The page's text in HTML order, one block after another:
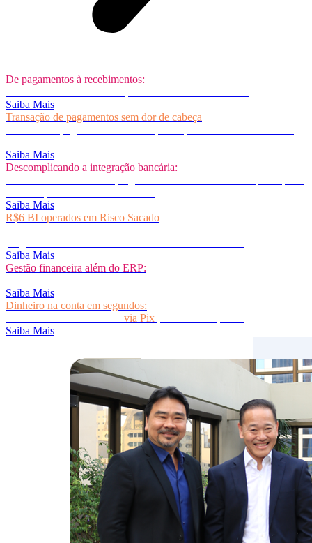
De pagamentos à recebimentos:
Saiba Mais
Transação de pagamentos sem dor de cabeça
Saiba Mais
Descomplicando a integração bancária:
Saiba Mais
R$6 BI operados em Risco Sacado
Saiba Mais
Gestão financeira além do ERP:
Saiba Mais
Dinheiro na conta em segundos:
via Pix
Saiba Mais